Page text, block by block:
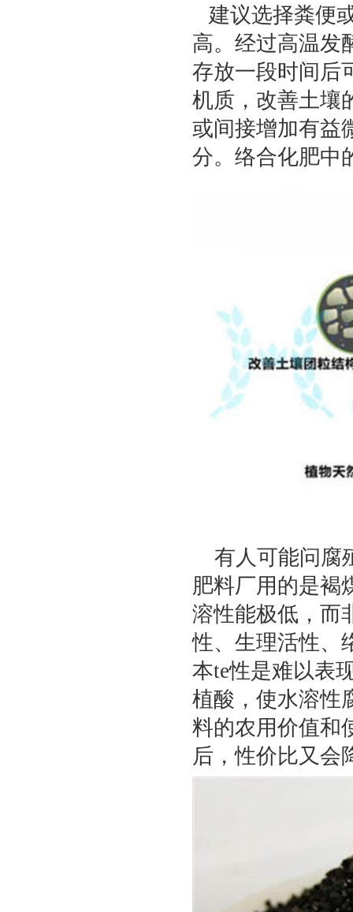
建议选择粪便
高。经过高温发
存放一段时间后
机质，改善土壤
或间接增加有益
分。络合化肥中
有人可能问腐
肥料厂用的是褐
溶性能极低，而
性、生理活性、
本te性是难以表
植酸，使水溶性
料的农用价值和
后，性价比又会